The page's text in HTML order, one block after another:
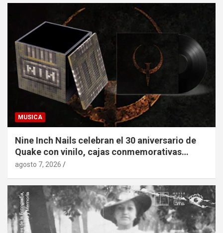
MUSICA
Nine Inch Nails celebran el 30 aniversario de
Quake con vinilo, cajas conmemorativas…
agosto 7, 2026